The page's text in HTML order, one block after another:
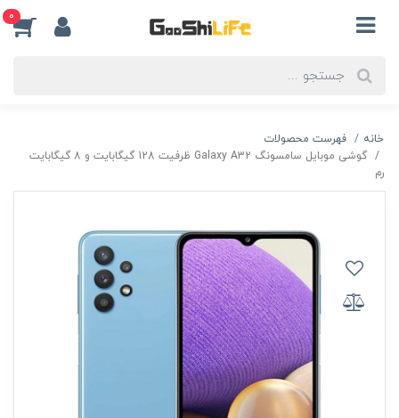
0
خانه
فهرست محصولات
گوشی موبایل سامسونگ Galaxy A32 ظرفیت 128 گیگابایت و 8 گیگابایت
رم